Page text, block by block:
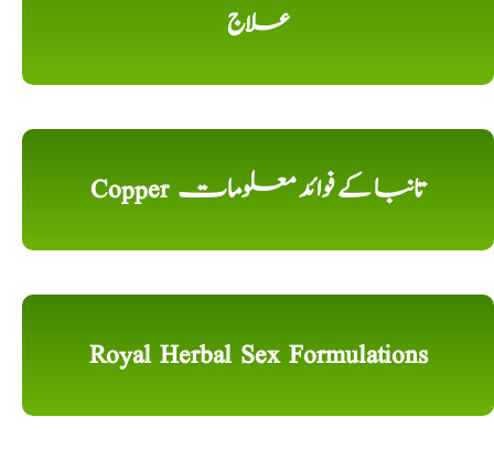
علاج
Copper تانبا کے فوائد معلومات
Royal Herbal Sex Formulations